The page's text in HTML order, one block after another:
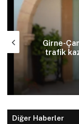
Girne-
trafik
Diğer Haberler